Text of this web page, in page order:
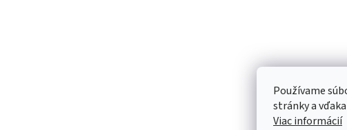
Používame
stránky a
Viac informácií